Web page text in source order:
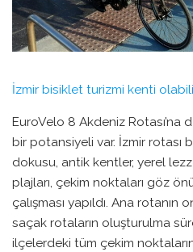
İzmir bisiklet turizmi kenti
EuroVelo 8 Akdeniz Rotası’na
bir potansiyeli var. İzmir rotası
dokusu, antik kentler, yerel
plajları, çekim noktaları göz
çalışması yapıldı. Ana rotanın
saçak rotaların oluşturulma
ilçelerdeki tüm çekim